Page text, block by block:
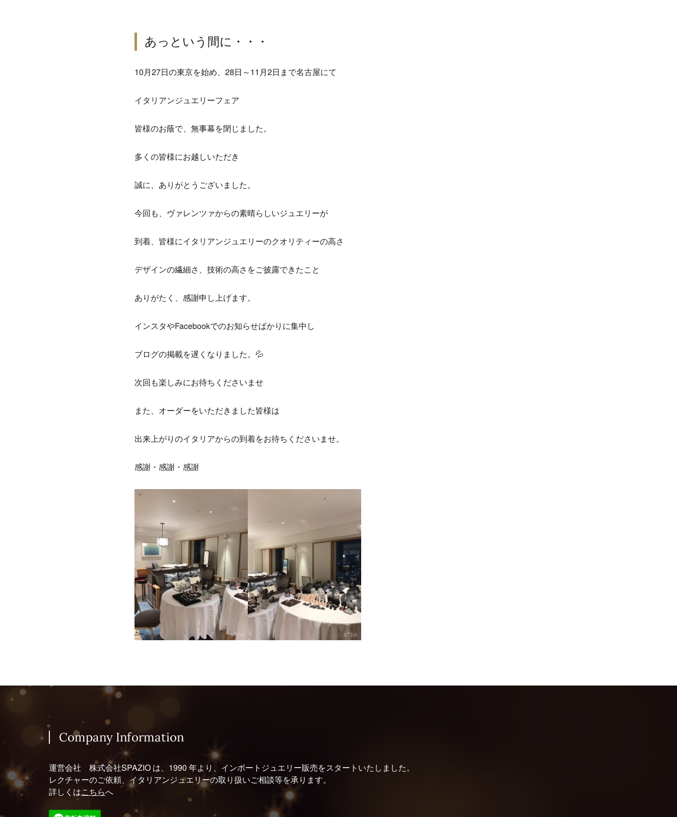
あっという間に・・・
10月27日の東京を始め、28日～11月2日まで名古屋にて
イタリアンジュエリーフェア
皆様のお蔭で、無事幕を閉じました。
多くの皆様にお越しいただき
誠に、ありがとうございました。
今回も、ヴァレンツァからの素晴らしいジュエリーが
到着、皆様にイタリアンジュエリーのクオリティーの高さ
デザインの繊細さ、技術の高さをご披露できたこと
ありがたく、感謝申し上げます。
インスタやFacebookでのお知らせばかりに集中し
ブログの掲載を遅くなりました。💦
次回も楽しみにお待ちくださいませ
また、オーダーをいただきました皆様は
出来上がりのイタリアからの到着をお待ちくださいませ。
感謝・感謝・感謝
Company Information
運営会社 株式会社SPAZIO は、1990 年より、インポートジュエリー販売をスタートいたしました。
レクチャーのご依頼、イタリアンジュエリーの取り扱いご相談等を承ります。
詳しくはこちらへ